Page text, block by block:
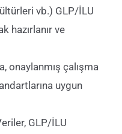
vb.) GLP/İLU
hazırlanır ve
onaylanmış çalışma
uygun
GLP/İLU